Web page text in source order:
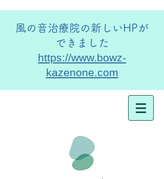
​風の音治療院の新しいHPが
できました
https://www.bowz-
kazenone.com